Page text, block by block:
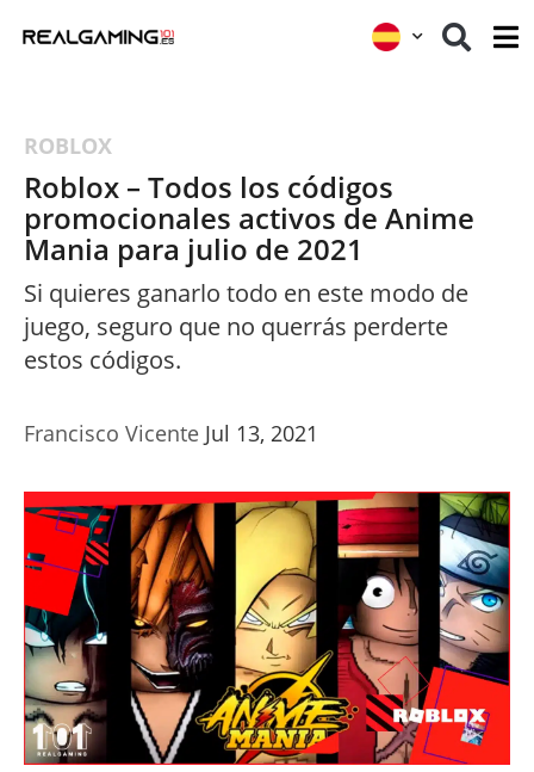
ROBLOX
Roblox – Todos los códigos
promocionales activos de Anime
Mania para julio de 2021
Si quieres ganarlo todo en este modo de
juego, seguro que no querrás perderte
estos códigos.
Francisco Vicente Jul 13, 2021